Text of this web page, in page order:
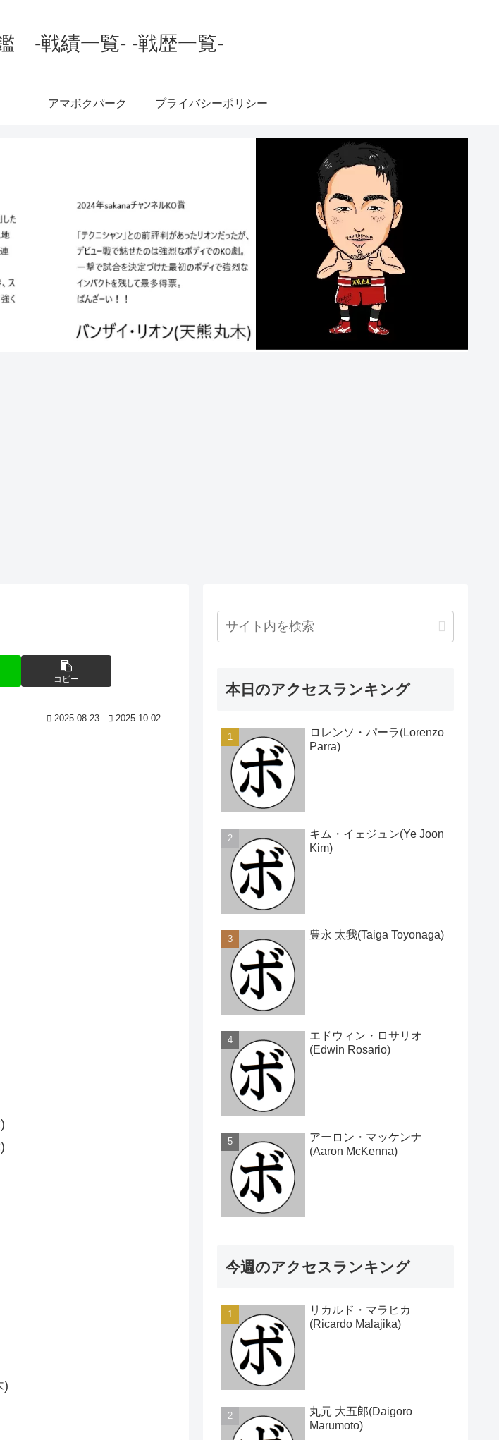
-戦績一覧- -戦歴一覧-
アマボクパーク プライバシーポリシー
コピー
2025.08.23 2025.10.02
)
本日のアクセスランキング
ロレンソ・パーラ(Lorenzo
Parra)
キム・イェジュン(Ye Joon
Kim)
豊永 太我(Taiga Toyonaga)
エドウィン・ロサリオ
(Edwin Rosario)
アーロン・マッケンナ
(Aaron McKenna)
今週のアクセスランキング
リカルド・マラヒカ
(Ricardo Malajika)
丸元 大五郎(Daigoro
Marumoto)